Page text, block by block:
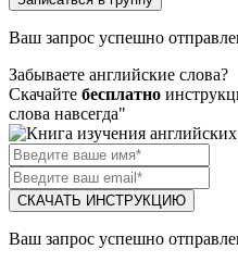
Ваш запрос успешно
Забываете английские слова?
Скачайте бесплатно
слова навсегда"
СКАЧАТЬ ИНСТРУКЦИЮ
Ваш запрос успешно